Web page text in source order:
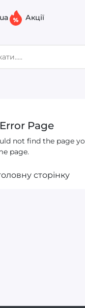
Акції
Page
not find the page
page.
сторінку